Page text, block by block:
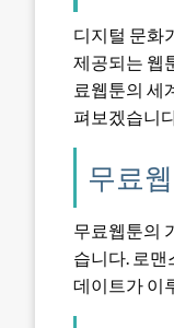
디지털 문화
제공되는 웹
료웹툰의 세
펴보겠습니
무료
무료웹툰의
습니다. 로맨
데이트가 이